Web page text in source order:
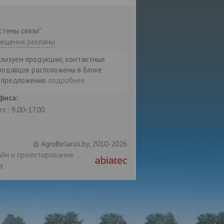
связи"
рекламы
продукцию, контактные
расположены в блоке
подробнее
9.00-17.00
© AgroBelarus.by, 2010-2026
и проектирование